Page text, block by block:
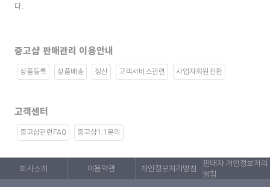
다.
중고샵 판매관리 이용안내
상품등록 상품배송 정산 고객서비스관련 사업자회원전환
고객센터
중고샵관련FAQ 중고샵1:1문의
회사소개 이용약관 개인정보처리방침
판매자 개인정보처리
방침